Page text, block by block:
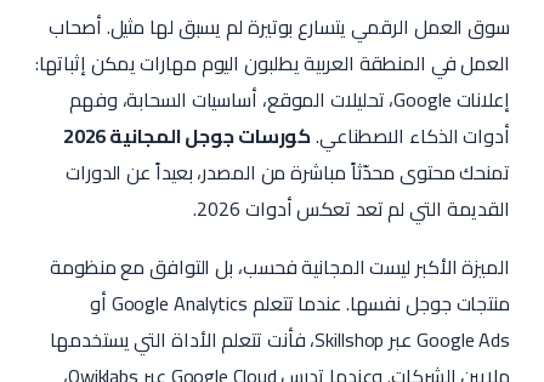
سوق العمل الرقمي يتسارع بوتيرة لم يسبق لها مثيل. أصحاب
العمل في المنطقة العربية يطلبون اليوم مهارات يمكن إثباتها:
إعلانات Google، تحليلات الموقع، أساسيات السحابة، وفهم
أدوات الذكاء الاصطناعي.كورسات جوجل المجانية 2026
تمنحك محتوى محدّثاً مباشرة من المصدر، بعيداً عن الدورات
القديمة التي لم تعد تعكس أدوات 2026.
الميزة الأكبر ليست المجانية فحسب، بل التوافق مع منظومة
منتجات جوجل نفسها. عندما تتعلم Google Analytics أو
Google Ads عبر Skillshop، فأنت تتعلم الأداة التي يستخدمها